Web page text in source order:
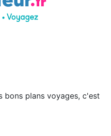
bons plans voyages, c'est